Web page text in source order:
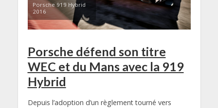
Porsche 919 Hybrid
2016
Porsche défend son titre
WEC et du Mans avec la 919
Hybrid
Depuis l’adoption d’un règlement tourné vers